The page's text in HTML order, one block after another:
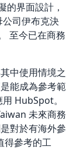
界面設計，
司伊布克決
至今已在商務
中使用情境之
能成為參考範
HubSpot。
未來商務
對於有海外參
得參考的工